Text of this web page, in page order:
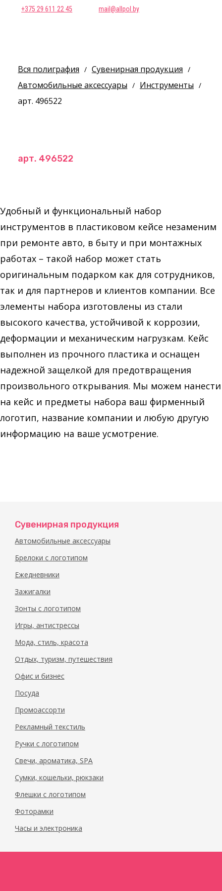
+375 29 611 22 45 mail@allpol.by
Вся полиграфия / Сувенирная продукция /
Автомобильные аксессуары / Инструменты /
арт. 496522
арт. 496522
Удобный и функциональный набор
инструментов в пластиковом кейсе незаменим
при ремонте авто, в быту и при монтажных
работах – такой набор может стать
оригинальным подарком как для сотрудников,
так и для партнеров и клиентов компании. Все
элементы набора изготовлены из стали
высокого качества, устойчивой к коррозии,
деформации и механическим нагрузкам. Кейс
выполнен из прочного пластика и оснащен
надежной защелкой для предотвращения
произвольного открывания. Мы можем нанести
на кейс и предметы набора ваш фирменный
логотип, название компании и любую другую
информацию на ваше усмотрение.
Сувенирная продукция
Автомобильные аксессуары
Брелоки с логотипом
Ежедневники
Зажигалки
Зонты с логотипом
Игры, антистрессы
Мода, стиль, красота
Отдых, туризм, путешествия
Офис и бизнес
Посуда
Промоассорти
Рекламный текстиль
Ручки с логотипом
Свечи, ароматика, SPA
Сумки, кошельки, рюкзаки
Флешки с логотипом
Фоторамки
Часы и электроника